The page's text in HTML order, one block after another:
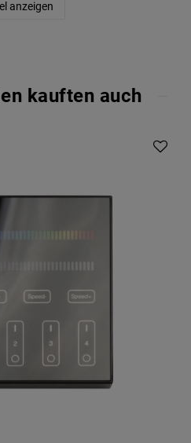
anzeigen
kauften auch